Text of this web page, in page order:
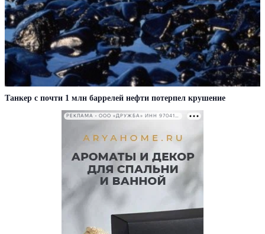
Танкер с почти 1 млн баррелей нефти потерпел крушение
РЕКЛАМА • ООО «ДРУЖБА» ИНН 9704146411